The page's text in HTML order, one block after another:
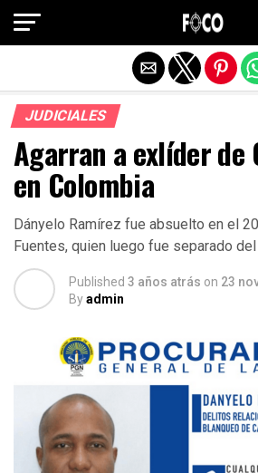
JUDICIALES
Agarran a exlíder de
en Colombia
Dányelo Ramírez fue absuelto en el
Fuentes, quien luego fue separado
Published 3 años atrás on 23
Byadmin
Salir de la versión